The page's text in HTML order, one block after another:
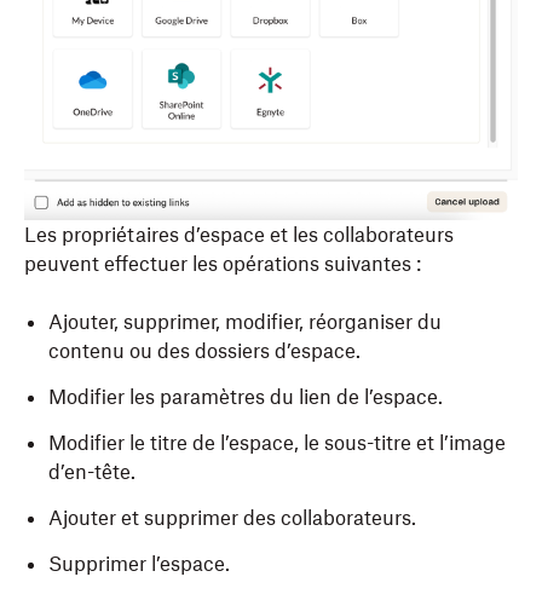
Les propriétaires d’espace et les collaborateurs
peuvent effectuer les opérations suivantes :
Ajouter, supprimer, modifier, réorganiser du
contenu ou des dossiers d’espace.
Modifier les paramètres du lien de l’espace.
Modifier le titre de l’espace, le sous-titre et l’image
d’en-tête.
Ajouter et supprimer des collaborateurs.
Supprimer l’espace.